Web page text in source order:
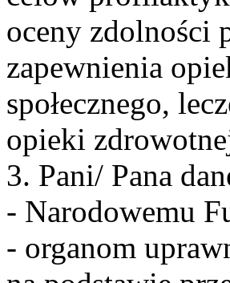
oceny zdolności
zapewnienia
społecznego,
opieki
3. Pani/ Pana
- Narodowemu
- organom